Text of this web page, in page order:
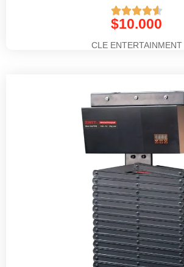

$10.000
CLE ENTERTAINMENT